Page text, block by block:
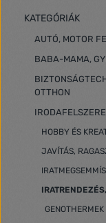
KATEGÓRIÁK
AUTÓ, MOTOR
BABA-MAMA,
OTTHON
HOBBY ÉS
JAVÍTÁS,
GENOTHERMEK